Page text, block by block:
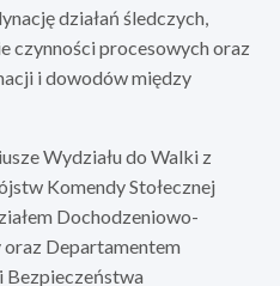
działań śledczych,
czynności procesowych oraz
i dowodów między
Wydziału do Walki z
Komendy Stołecznej
Dochodzeniowo-
oraz Departamentem
Bezpieczeństwa